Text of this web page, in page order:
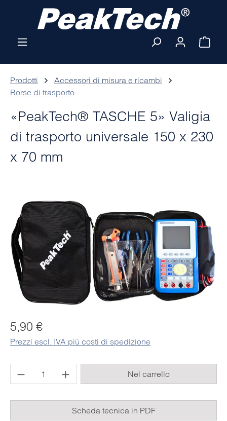
Passa al contenuto principale
Il
Prodotti
Accessori di misura e ricambi
Borse di trasporto
«PeakTech® TASCHE 5» Valigia
di trasporto universale 150 x 230
x 70 mm
Salta la galleria di immagini
Prezzo normale:
5,90 €
Prezzi escl. IVA più costi di spedizione
Quantità del prodotto: inserisci la quantità
Nel carrello
Scheda tecnica in PDF